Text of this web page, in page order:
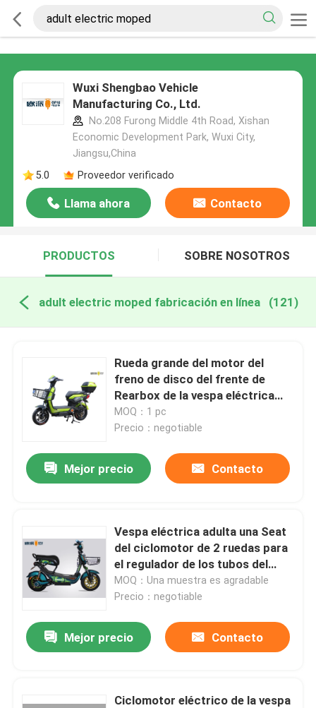
Wuxi Shengbao Vehicle
Manufacturing Co., Ltd.
No.208 Furong Middle 4th Road, Xishan
Economic Development Park, Wuxi City,
Jiangsu,China
5.0
Proveedor verificado
Llama ahora Contacto
PRODUCTOS SOBRE NOSOTROS
adult electric moped fabricación en línea (121)
Rueda grande del motor del
freno de disco del frente de
Rearbox de la vespa eléctrica
adulta del ciclomotor
MOQ：1 pc
Precio：negotiable
Mejor precio Contacto
Vespa eléctrica adulta una Seat
del ciclomotor de 2 ruedas para
el regulador de los tubos del
viajero 6
MOQ：Una muestra es agradable
Precio：negotiable
Mejor precio Contacto
Ciclomotor eléctrico de la vespa